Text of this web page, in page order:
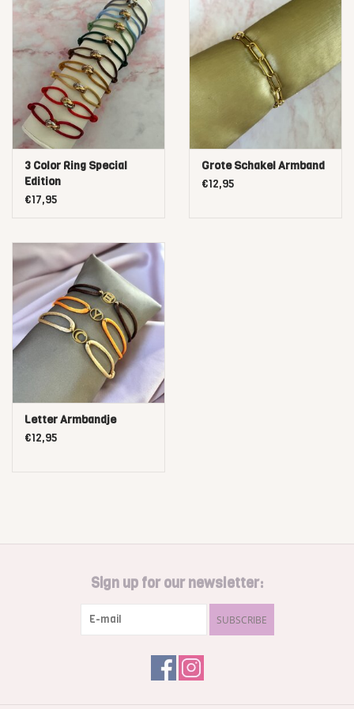
3 Color Ring Special
Edition
€17,95
Grote Schakel Armband
€12,95
Letter Armbandje
€12,95
Sign up for our newsletter:
SUBSCRIBE